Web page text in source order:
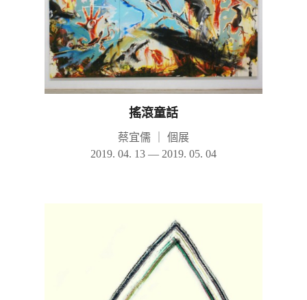
搖滾童話
蔡宜儒
個展
2019. 04. 13 — 2019. 05. 04